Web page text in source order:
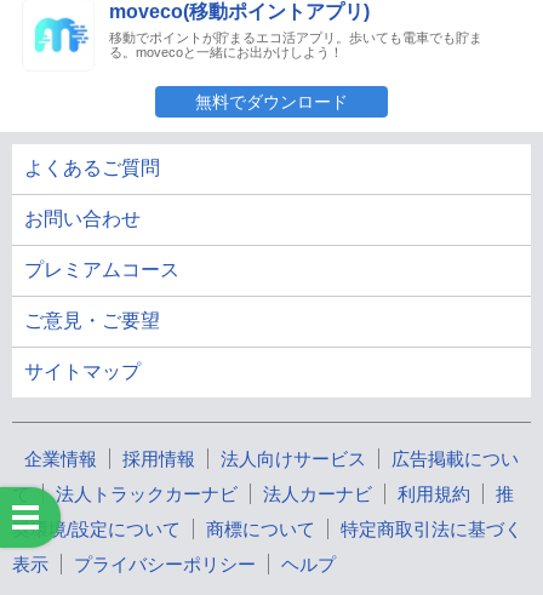
moveco(移動ポイントアプリ)
移動でポイントが貯まるエコ活アプリ。歩いても電車でも貯ま
る。movecoと一緒にお出かけしよう！
無料でダウンロード
よくあるご質問
お問い合わせ
プレミアムコース
ご意見・ご要望
サイトマップ
企業情報 採用情報 法人向けサービス
広告掲載につい
て
法人トラックカーナビ 法人カーナビ 利用規約
推
奨環境/設定について
商標について
特定商取引法に基づく
表示
プライバシーポリシー ヘルプ